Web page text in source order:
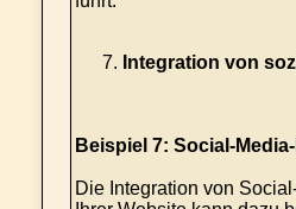
Integration von
Beispiel 7: Social-
Die Integration von